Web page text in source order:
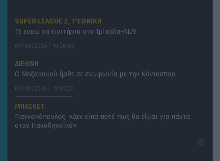
SUPER LEAGUE 2, Γ΄ ΕΘΝΙΚΗ
15 ευρώ τα εισιτήρια στο Τρίκαλα-ΑΕΛ!
09/08/2026 | 19:20:09
ΔΙΕΘΝΗ
Ο Μαζουακού ήρθε σε συμφωνία με την Κόνιασπορ
09/08/2026 | 19:07:23
ΜΠΑΣΚΕΤ
Γιαννακόπουλος: «Δεν είπα ποτέ πως θα είμαι για πάντα
στον Παναθηναϊκό»